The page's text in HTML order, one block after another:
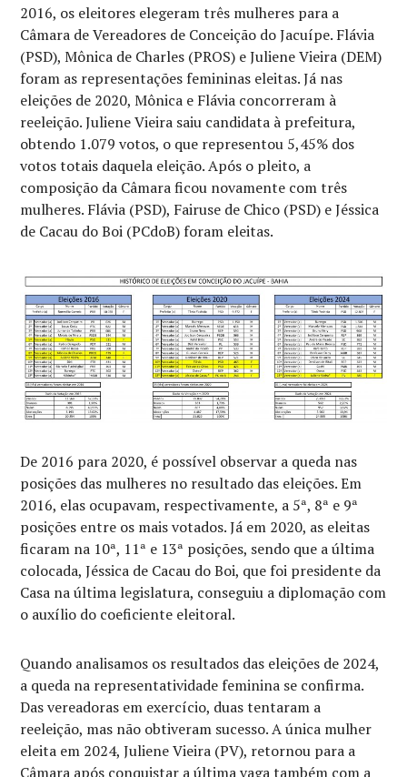
2016, os eleitores elegeram três mulheres para a
Câmara de Vereadores de Conceição do Jacuípe. Flávia
(PSD), Mônica de Charles (PROS) e Juliene Vieira (DEM)
foram as representações femininas eleitas. Já nas
eleições de 2020, Mônica e Flávia concorreram à
reeleição. Juliene Vieira saiu candidata à prefeitura,
obtendo 1.079 votos, o que representou 5,45% dos
votos totais daquela eleição. Após o pleito, a
composição da Câmara ficou novamente com três
mulheres. Flávia (PSD), Fairuse de Chico (PSD) e Jéssica
de Cacau do Boi (PCdoB) foram eleitas.
De 2016 para 2020, é possível observar a queda nas
posições das mulheres no resultado das eleições. Em
2016, elas ocupavam, respectivamente, a 5ª, 8ª e 9ª
posições entre os mais votados. Já em 2020, as eleitas
ficaram na 10ª, 11ª e 13ª posições, sendo que a última
colocada, Jéssica de Cacau do Boi, que foi presidente da
Casa na última legislatura, conseguiu a diplomação com
o auxílio do coeficiente eleitoral.
Quando analisamos os resultados das eleições de 2024,
a queda na representatividade feminina se confirma.
Das vereadoras em exercício, duas tentaram a
reeleição, mas não obtiveram sucesso. A única mulher
eleita em 2024, Juliene Vieira (PV), retornou para a
Câmara após conquistar a última vaga também com a